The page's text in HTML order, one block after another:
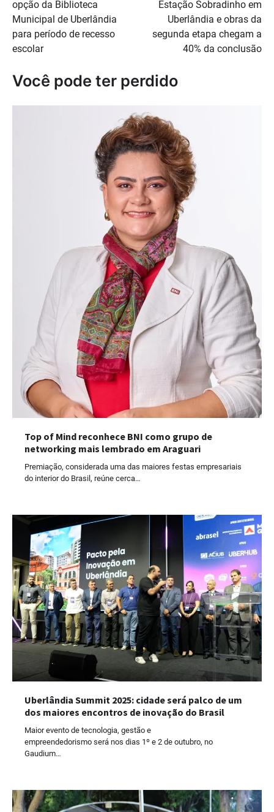
Post
opção da Biblioteca
Municipal de Uberlândia
para período de recesso
escolar
Estação Sobradinho em
Uberlândia e obras da
segunda etapa chegam a
40% da conclusão
Você pode ter perdido
Top of Mind reconhece BNI como grupo de
networking mais lembrado em Araguari
Premiação, considerada uma das maiores festas empresariais
do interior do Brasil, reúne cerca…
Uberlândia Summit 2025: cidade será palco de um
dos maiores encontros de inovação do Brasil
Maior evento de tecnologia, gestão e
empreendedorismo será nos dias 1º e 2 de outubro, no
Gaudium…